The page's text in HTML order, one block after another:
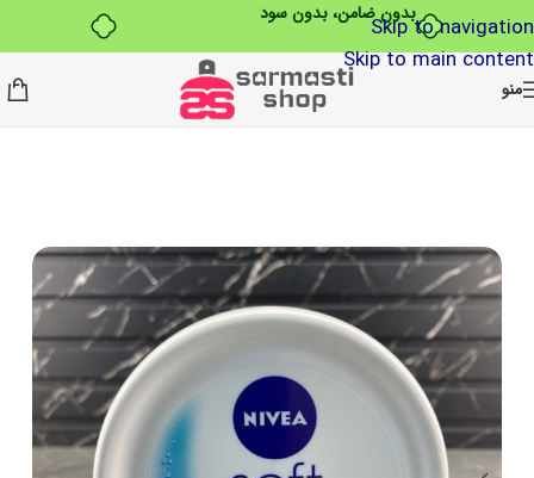
بدون ضامن، بدون سودSkip to navigation
Skip to main content
منو